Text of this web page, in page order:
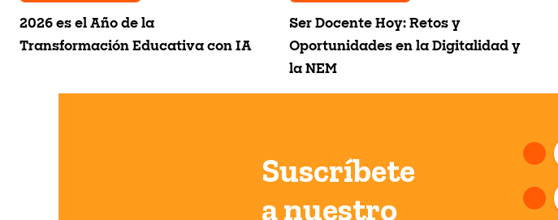
2026 es el Año de la
Transformación Educativa con IA
Ser Docente Hoy: Retos y
Oportunidades en la Digitalidad y
la NEM
Suscríbete
a nuestro